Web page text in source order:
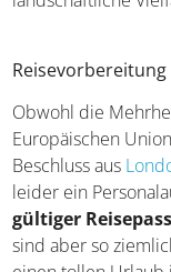
ab. Für eine gute
eine Reisedauer
Tagen, um die
Städte zu
Region genießen
Reisevorbereitung